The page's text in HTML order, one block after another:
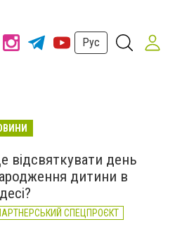
Рус
відсвяткувати день
дитини в
СПЕЦПРОЄКТ